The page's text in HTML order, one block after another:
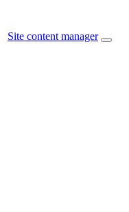
Site content manager